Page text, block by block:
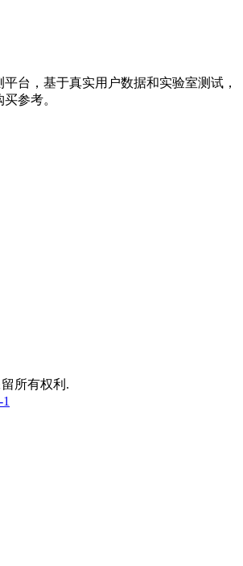
台，基于真实用户数据和实验室测试，
参考。
所有权利.